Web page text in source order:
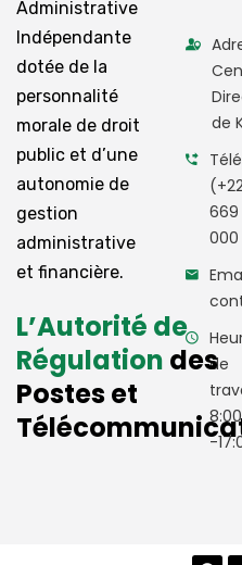
Administrative
Indépendante
dotée de la
personnalité
morale de droit
public et d’une
autonomie de
gestion
administrative
et financière.
L’Autorité de
Régulation des
Postes et
de
669
000
de
8:00
-